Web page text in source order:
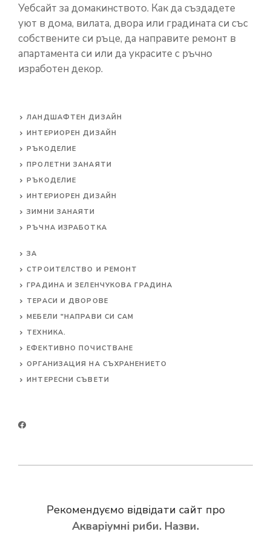
Уебсайт за домакинството. Как да създадете
уют в дома, вилата, двора или градината си със
собствените си ръце, да направите ремонт в
апартамента си или да украсите с ръчно
изработен декор.
ЛАНДШАФТЕН ДИЗАЙН
ИНТЕРИОРЕН ДИЗАЙН
РЪКОДЕЛИЕ
ПРОЛЕТНИ ЗАНАЯТИ
РЪКОДЕЛИЕ
ИНТЕРИОРЕН ДИЗАЙН
ЗИМНИ ЗАНАЯТИ
РЪЧНА ИЗРАБОТКА
ЗА
СТРОИТЕЛСТВО И РЕМОНТ
ГРАДИНА И ЗЕЛЕНЧУКОВА ГРАДИНА
ТЕРАСИ И ДВОРОВЕ
МЕБЕЛИ "НАПРАВИ СИ САМ
ТЕХНИКА.
ЕФЕКТИВНО ПОЧИСТВАНЕ
ОРГАНИЗАЦИЯ НА СЪХРАНЕНИЕТО
ИНТЕРЕСНИ СЪВЕТИ
Рекомендуємо відвідати сайт про
Акваріумні риби. Назви.